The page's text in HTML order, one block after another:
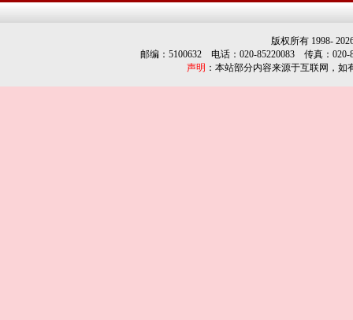
版权所有 1998-
邮编：5100632 电话：020-85220083 传真：
声明 ：本站部分内容来源于互联网，如